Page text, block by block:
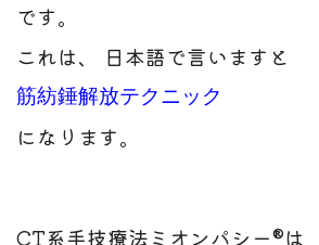
です。
これは、 日本語で言いますと
筋紡錘解放テクニック
になります。
CT系手技療法ミオンパシー®は